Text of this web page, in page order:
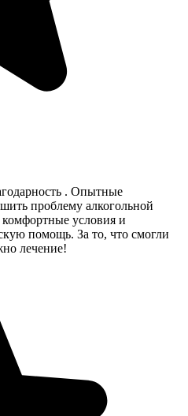
. Опытные
проблему алкогольной
условия и
помощь. За то, что смогли
лечение!